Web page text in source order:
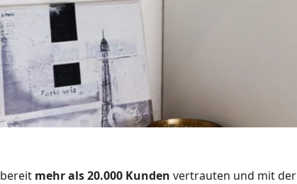
mehr als 20.000 Kunden vertrauten und mit der